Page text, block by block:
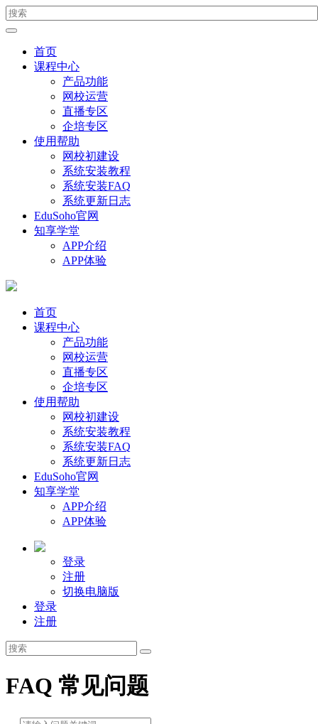
首页
课程中心
产品功能
网校运营
直播专区
企培专区
使用帮助
网校初建设
系统安装教程
系统安装FAQ
系统更新日志
EduSoho官网
知享学堂
APP介绍
APP体验
首页
课程中心
产品功能
网校运营
直播专区
企培专区
使用帮助
网校初建设
系统安装教程
系统安装FAQ
系统更新日志
EduSoho官网
知享学堂
APP介绍
APP体验
登录
注册
切换电脑版
登录
注册
FAQ 常见问题